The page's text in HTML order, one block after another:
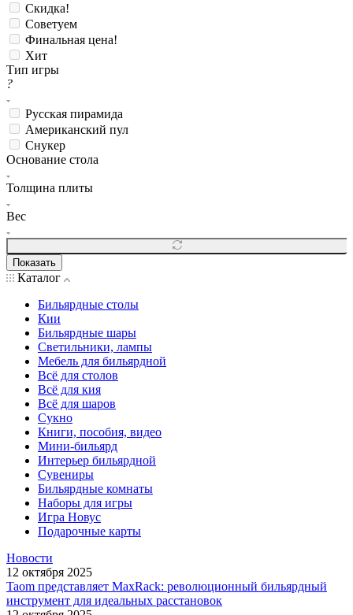
Скидка!
Советуем
Финальная цена!
Хит
Тип игры
?
Русская пирамида
Американский пул
Снукер
Основание стола
Толщина плиты
Вес
Показать
Каталог
Бильярдные столы
Кии
Бильярдные шары
Светильники, лампы
Мебель для бильярдной
Всё для столов
Всё для кия
Всё для шаров
Сукно
Книги, пособия, видео
Мини-бильярд
Интерьер бильярдной
Сувениры
Бильярдные комнаты
Наборы для игры
Игра Новус
Подарочные карты
Новости
12 октября 2025
Taom представляет MaxRack: революционный бильярдный
инструмент для идеальных расстановок